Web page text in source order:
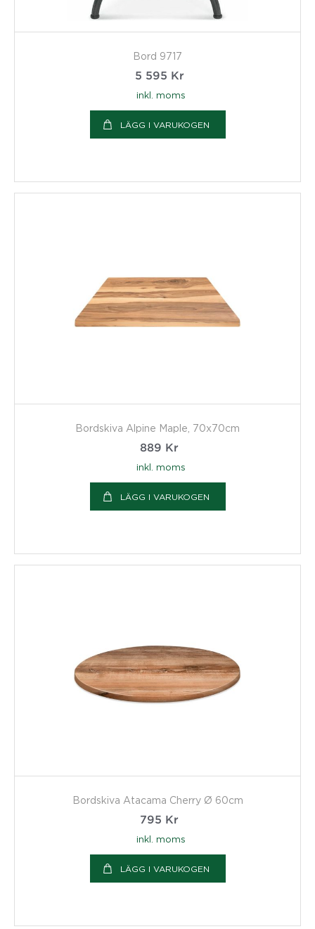
Bord 9717
5 595 Kr
inkl. moms
LÄGG I VARUKOGEN
Bordskiva Alpine Maple, 70x70cm
889 Kr
inkl. moms
LÄGG I VARUKOGEN
Bordskiva Atacama Cherry Ø 60cm
795 Kr
inkl. moms
LÄGG I VARUKOGEN